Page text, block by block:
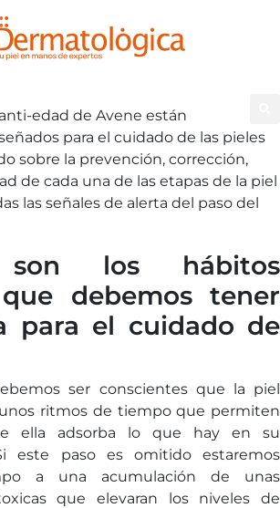
edad de Avene están
para el cuidado de las pieles
sobre la prevención, corrección,
de cada una de las etapas de la piel
las señales de alerta del paso del
son los hábitos
debemos tener
para el cuidado de
ser conscientes que la piel
ritmos de tiempo que permiten
ella adsorba lo que hay en su
este paso es omitido estaremos
a una acumulación de unas
que elevaran los niveles de